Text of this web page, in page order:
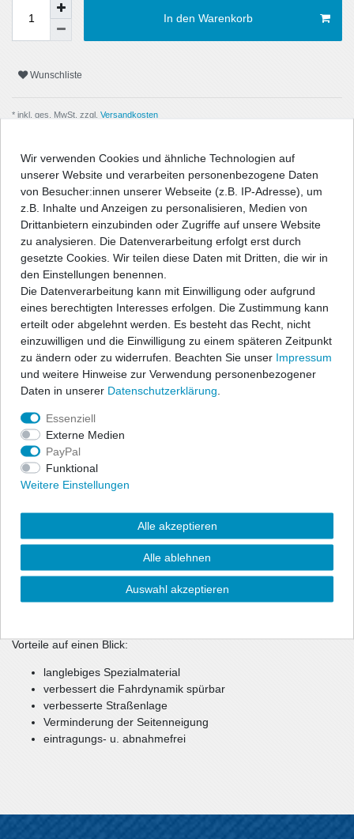
In den Warenkorb
Wunschliste
* inkl. ges. MwSt. zzgl. Versandkosten
Beschreibung
Technische Daten
Angaben Produktsicherheit
" />
Powerflex PU-Fahrwerksbuchsen und Halterungen sind aus dem
speziellen Material "Polyurethane" gefertigt.
Sie sind qualitativ sehr hochwertig, damit stabiler, haltbarer und
bedeutend langlebiger als herkömmliche Serien- und
Gummibuchsen. Im Motorsport sind sie nicht mehr weg zu
denken.
Und auch im Straßenverkehr haben sie ihre Vorzüge. Die
verbessert. Ein großes Plus für Fahrstabilität und -Agilität,
Sicherheit und Sportlichkeit. Die Buchsen und Halter gibt es für
alle gängigen Fahrzeugmarken und Modelle für Vorder- u.
Hinterachse, sowie Auspuffaufhängungsteile.
Teilweise wird auch benötigtes Montagematerial (Schrauben,
Vorteile auf einen Blick:
langlebiges Spezialmaterial
verbessert die Fahrdynamik spürbar
verbesserte Straßenlage
Verminderung der Seitenneigung
eintragungs- u. abnahmefrei
Wir verwenden Cookies und ähnliche Technologien auf
unserer Website und verarbeiten personenbezogene Daten
von Besucher:innen unserer Webseite (z.B. IP-Adresse), um
z.B. Inhalte und Anzeigen zu personalisieren, Medien von
Drittanbietern einzubinden oder Zugriffe auf unsere Website
zu analysieren. Die Datenverarbeitung erfolgt erst durch
gesetzte Cookies. Wir teilen diese Daten mit Dritten, die wir in
den Einstellungen benennen.
Die Datenverarbeitung kann mit Einwilligung oder aufgrund
eines berechtigten Interesses erfolgen. Die Zustimmung kann
erteilt oder abgelehnt werden. Es besteht das Recht, nicht
einzuwilligen und die Einwilligung zu einem späteren Zeitpunkt
zu ändern oder zu widerrufen. Beachten Sie unser Impressum
und weitere Hinweise zur Verwendung personenbezogener
Daten in unserer Daten­schutz­erklärung
Essenziell
Externe Medien
PayPal
Funktional
Weitere Einstellungen
Alle akzeptieren
Alle ablehnen
Auswahl akzeptieren